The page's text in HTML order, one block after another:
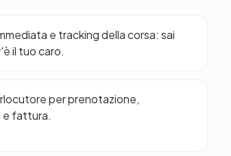
e tracking della corsa: sai
il tuo caro.
per prenotazione,
e fattura.